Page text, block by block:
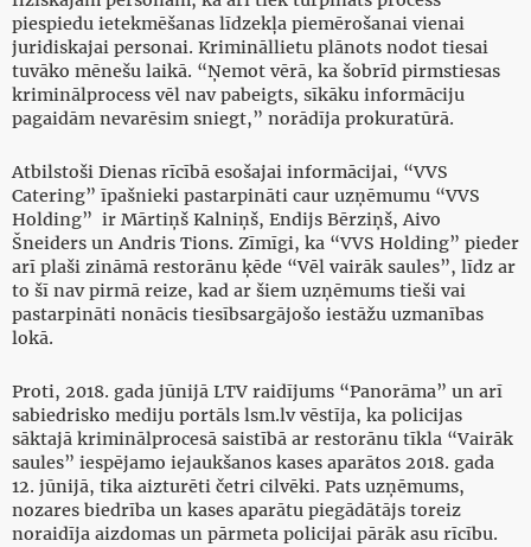
piespiedu ietekmēšanas līdzekļa piemērošanai vienai
juridiskajai personai. Krimināllietu plānots nodot tiesai
tuvāko mēnešu laikā. “Ņemot vērā, ka šobrīd pirmstiesas
kriminālprocess vēl nav pabeigts, sīkāku informāciju
pagaidām nevarēsim sniegt,” norādīja prokuratūrā.
Atbilstoši Dienas rīcībā esošajai informācijai, “VVS
Catering” īpašnieki pastarpināti caur uzņēmumu “VVS
Holding” ir Mārtiņš Kalniņš, Endijs Bērziņš, Aivo
Šneiders un Andris Tions. Zīmīgi, ka “VVS Holding” pieder
arī plaši zināmā restorānu ķēde “Vēl vairāk saules”, līdz ar
to šī nav pirmā reize, kad ar šiem uzņēmums tieši vai
pastarpināti nonācis tiesībsargājošo iestāžu uzmanības
lokā.
Proti, 2018. gada jūnijā LTV raidījums “Panorāma” un arī
sabiedrisko mediju portāls lsm.lv vēstīja, ka policijas
sāktajā kriminālprocesā saistībā ar restorānu tīkla “Vairāk
saules” iespējamo iejaukšanos kases aparātos 2018. gada
12. jūnijā, tika aizturēti četri cilvēki. Pats uzņēmums,
nozares biedrība un kases aparātu piegādātājs toreiz
noraidīja aizdomas un pārmeta policijai pārāk asu rīcību.